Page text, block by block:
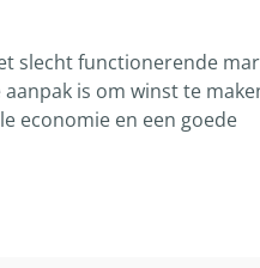
slecht functionerende
is om winst te
economie en een goede